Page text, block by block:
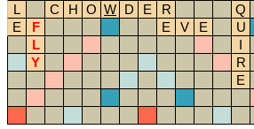
L
C H O W D E R
Q
E
F E V E
U
L
I
Y
R
E